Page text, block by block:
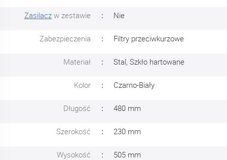
Zasilacz w zestawie Nie
Zabezpieczenia Filtry przeciwkurzowe
Materiał Stal, Szkło hartowane
Kolor Czarno-Biały
Długość 480 mm
Szerokość 230 mm
Wysokość 505 mm